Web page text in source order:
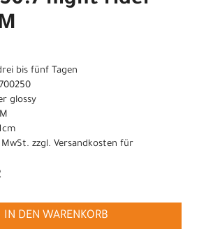
bis fünf Tagen
glossy
zzgl. Versandkosten für
IN DEN WARENKORB